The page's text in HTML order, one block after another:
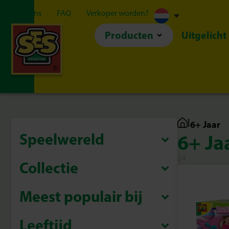
Over ons FAQ Verkoper worden?
Producten Uitgelicht
Speelwereld
Collectie
Meest populair bij
Leeftijd
|6+ Jaar
6+